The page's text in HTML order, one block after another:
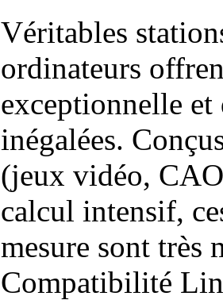
Véritables
ordinateurs
exceptionnelle et
inégalées.
(jeux vidéo,
calcul intensif,
mesure sont très
Compatibilité